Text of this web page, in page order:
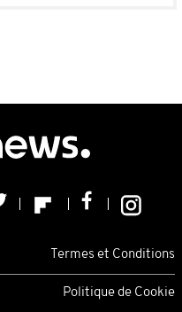
Termes et Conditions
Politique de Cookie